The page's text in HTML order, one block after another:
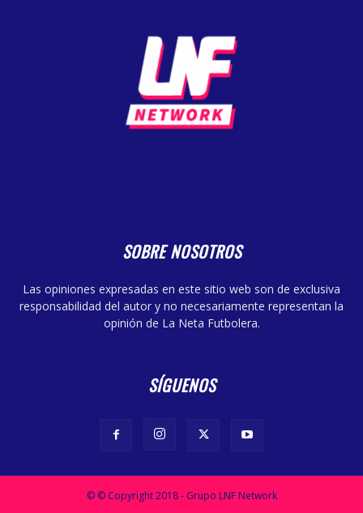
SOBRE NOSOTROS
Las opiniones expresadas en este sitio web son de exclusiva
responsabilidad del autor y no necesariamente representan la
opinión de La Neta Futbolera.
SÍGUENOS
© © Copyright 2018 - Grupo LNF Network